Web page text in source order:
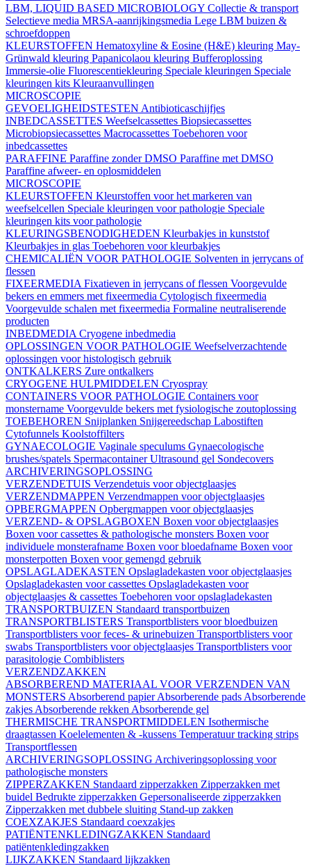
LBM, LIQUID BASED MICROBIOLOGY Collectie & transport
Selectieve media MRSA-aanrijkingsmedia Lege LBM buizen &
schroefdoppen
KLEURSTOFFEN Hematoxyline & Eosine (H&E) kleuring May-
Grünwald kleuring Papanicolaou kleuring Bufferoplossing
Immersie-olie Fluorescentiekleuring Speciale kleuringen Speciale
kleuringen kits Kleuraanvullingen
MICROSCOPIE
GEVOELIGHEIDSTESTEN Antibioticaschijfjes
INBEDCASSETTES Weefselcassettes Biopsiecassettes
Microbiopsiecassettes Macrocassettes Toebehoren voor
inbedcassettes
PARAFFINE Paraffine zonder DMSO Paraffine met DMSO
Paraffine afweer- en oplosmiddelen
MICROSCOPIE
KLEURSTOFFEN Kleurstoffen voor het markeren van
weefselcellen Speciale kleuringen voor pathologie Speciale
kleuringen kits voor pathologie
KLEURINGSBENODIGHEDEN Kleurbakjes in kunststof
Kleurbakjes in glas Toebehoren voor kleurbakjes
CHEMICALIËN VOOR PATHOLOGIE Solventen in jerrycans of
flessen
FIXEERMEDIA Fixatieven in jerrycans of flessen Voorgevulde
bekers en emmers met fixeermedia Cytologisch fixeermedia
Voorgevulde schalen met fixeermedia Formaline neutraliserende
producten
INBEDMEDIA Cryogene inbedmedia
OPLOSSINGEN VOOR PATHOLOGIE Weefselverzachtende
oplossingen voor histologisch gebruik
ONTKALKERS Zure ontkalkers
CRYOGENE HULPMIDDELEN Cryospray
CONTAINERS VOOR PATHOLOGIE Containers voor
monstername Voorgevulde bekers met fysiologische zoutoplossing
TOEBEHOREN Snijplanken Snijgereedschap Labostiften
Cytofunnels Koolstoffilters
GYNAECOLOGIE Vaginale speculums Gynaecologische
brushes/spatels SpermacontainerUltrasound gel Sondecovers
ARCHIVERINGSOPLOSSING
VERZENDETUIS Verzendetuis voor objectglaasjes
VERZENDMAPPEN Verzendmappen voor objectglaasjes
OPBERGMAPPEN Opbergmappen voor objectglaasjes
VERZEND- & OPSLAGBOXEN Boxen voor objectglaasjes
Boxen voor cassettes & pathologische monsters Boxen voor
individuele monsterafname Boxen voor bloedafname Boxen voor
monsterpotten Boxen voor gemengd gebruik
OPSLAGLADEKASTEN Opslagladekasten voor objectglaasjes
Opslagladekasten voor cassettes Opslagladekasten voor
objectglaasjes & cassettes Toebehoren voor opslagladekasten
TRANSPORTBUIZEN Standaard transportbuizen
TRANSPORTBLISTERS Transportblisters voor bloedbuizen
Transportblisters voor feces- & urinebuizen Transportblisters voor
swabs Transportblisters voor objectglaasjes Transportblisters voor
parasitologie Combiblisters
VERZENDZAKKEN
ABSORBEREND MATERIAAL VOOR VERZENDEN VAN
MONSTERS Absorberend papierAbsorberende pads Absorberende
zakjes Absorberende rekken Absorberende gel
THERMISCHE TRANSPORTMIDDELEN Isothermische
draagtassen Koelelementen & -kussens Temperatuur tracking strips
Transportflessen
ARCHIVERINGSOPLOSSING Archiveringsoplossing voor
pathologische monsters
ZIPPERZAKKEN Standaard zipperzakken Zipperzakken met
buidel Bedrukte zipperzakken Gepersonaliseerde zipperzakken
Zipperzakken met dubbele sluiting Stand-up zakken
COEXZAKJES Standaard coexzakjes
PATIËNTENKLEDINGZAKKEN Standaard
patiëntenkledingzakken
LIJKZAKKEN Standaard lijkzakken